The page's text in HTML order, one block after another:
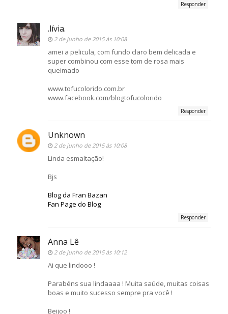
Responder
.lívia.
2 de junho de 2015 às 10:08
amei a pelicula, com fundo claro bem delicada e
super combinou com esse tom de rosa mais
queimado
www.tofucolorido.com.br
www.facebook.com/blogtofucolorido
Responder
Unknown
2 de junho de 2015 às 10:08
Linda esmaltação!
Bjs
Blog da Fran Bazan
Fan Page do Blog
Responder
Anna Lê
2 de junho de 2015 às 10:12
Ai que lindooo !
Parabéns sua lindaaaa ! Muita saúde, muitas coisas
boas e muito sucesso sempre pra você !
Beijoo !